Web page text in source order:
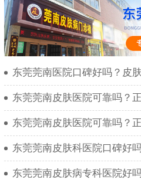
东莞莞南医院口碑好吗？皮
东莞莞南皮肤医院可靠吗？
东莞莞南皮肤医院可靠吗？
东莞莞南皮肤科医院口碑好
东莞莞南皮肤病专科医院好